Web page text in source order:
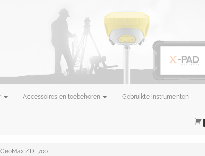
Accessoires en toebehoren Gebruikte instrumenten
GeoMax ZDL700